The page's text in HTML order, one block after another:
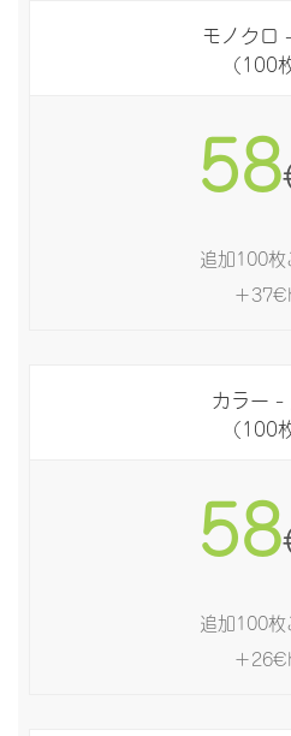
モノクロ
（100
58
追加100枚
＋
カラー -
（100
58
追加100枚
＋